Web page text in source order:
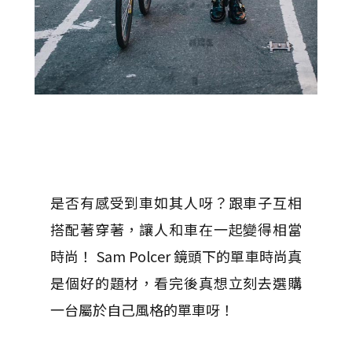
是否有感受到車如其人呀？跟車子互相
搭配著穿著，讓人和車在一起變得相當
時尚！ Sam Polcer 鏡頭下的單車時尚真
是個好的題材，看完後真想立刻去選購
一台屬於自己風格的單車呀！